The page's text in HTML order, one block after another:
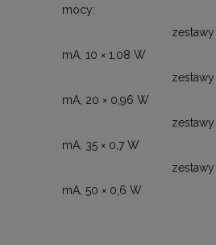
mocy:
zestawy '10-
mA, 10 × 1,08 W
zestawy '20 -
mA, 20 × 0,96 W
zestawy '35 -
mA, 35 × 0,7 W
zestawy '50 -
mA, 50 × 0,6 W